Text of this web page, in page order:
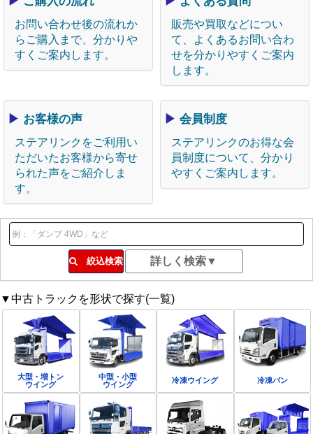
お問い合わせ後の流れか
らご購入まで、分かりや
すくご案内します。
販売や買取などについ
て、よくあるお問い合わ
せを分かりやすくご案内
します。
▶ お客様の声
ステアリンクをご利用い
ただいたお客様から寄せ
られた声をご紹介しま
す。
▶ 会員制度
ステアリンクのお得な会
員制度について、分かり
やすくご案内します。
絞込検索
▼中古トラックを形状で探す(一覧)
大型・増トン
ウイング
中型・小型
ウイング
冷凍ウイング 冷凍バン